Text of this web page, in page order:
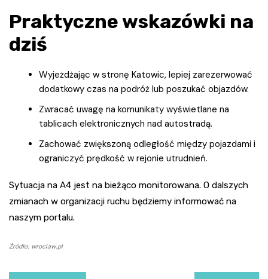
Praktyczne wskazówki na
dziś
Wyjeżdżając w stronę Katowic, lepiej zarezerwować
dodatkowy czas na podróż lub poszukać objazdów.
Zwracać uwagę na komunikaty wyświetlane na
tablicach elektronicznych nad autostradą.
Zachować zwiększoną odległość między pojazdami i
ograniczyć prędkość w rejonie utrudnień.
Sytuacja na A4 jest na bieżąco monitorowana. O dalszych
zmianach w organizacji ruchu będziemy informować na
naszym portalu.
Źródło: wroclaw.pl